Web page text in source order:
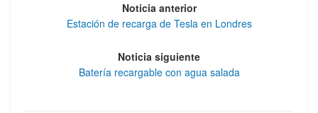
Noticia anterior
Estación de recarga de Tesla en Londres
Noticia siguiente
Batería recargable con agua salada